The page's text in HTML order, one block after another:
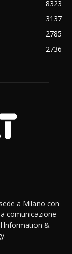
8323
3137
2785
2736
a Milano con
comunicazione
&